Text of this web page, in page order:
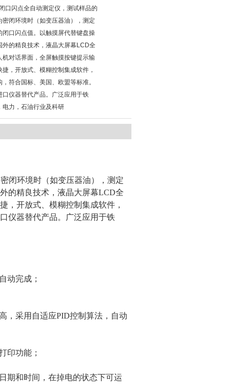
口闪点全自动测定仪，测试样品的
密闭环境时（如变压器油），测定
闭口闪点值。以触摸屏代替键盘操
外的精良技术，液晶大屏幕LCD全
机对话界面，全屏触摸按键提示输
捷，开放式、模糊控制集成软件，
符合国标、美国、欧盟等标准。
口仪器替代产品。广泛应用于铁
电力，石油行业及科研
闭环境时（如变压器油），测定
的精良技术，液晶大屏幕LCD全
，开放式、模糊控制集成软件，
仪器替代产品。广泛应用于铁
动完成；
，采用自适应PID控制算法，自动
印功能；
期和时间，在掉电的状态下可运